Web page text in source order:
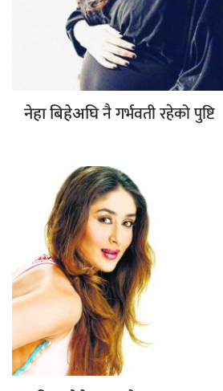
नेहा बिहेअघिनै गर्भवती रहेको पुष्टि